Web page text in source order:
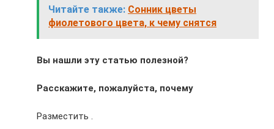
Читайте также: Сонник цветы
фиолетового цвета, к чему снятся
Вы нашли эту статью полезной?
Расскажите, пожалуйста, почему
Разместить .